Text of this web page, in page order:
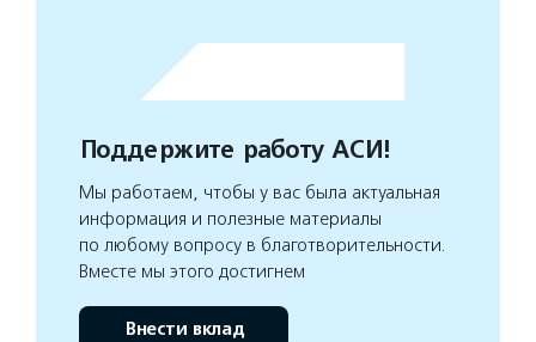
Поддержите работу АСИ!
Мы работаем, чтобы у вас была актуальная
информация и полезные материалы
по любому вопросу в благотворительности.
Вместе мы этого достигнем
Внести вклад